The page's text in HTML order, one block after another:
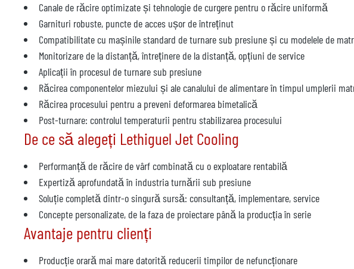
Canale de răcire optimizate și tehnologie de curgere pentru o răcire uniformă
Garnituri robuste, puncte de acces ușor de întreținut
Compatibilitate cu mașinile standard de turnare sub presiune și cu modelele de
Monitorizare de la distanță, întreținere de la distanță, opțiuni de service
Aplicații în procesul de turnare sub presiune
Răcirea componentelor miezului și ale canalului de alimentare în timpul umplerii
Răcirea procesului pentru a preveni deformarea bimetalică
Post-turnare: controlul temperaturii pentru stabilizarea procesului
De ce să alegeți Lethiguel Jet Cooling
Performanță de răcire de vârf combinată cu o exploatare rentabilă
Expertiză aprofundată în industria turnării sub presiune
Soluție completă dintr-o singură sursă: consultanță, implementare, service
Concepte personalizate, de la faza de proiectare până la producția în serie
Avantaje pentru clienți
Producție orară mai mare datorită reducerii timpilor de nefuncționare